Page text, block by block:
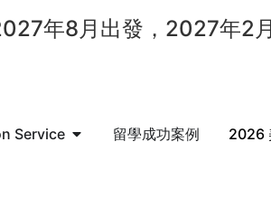
年8月出發，2027年2
Service 留學成功案例
2026